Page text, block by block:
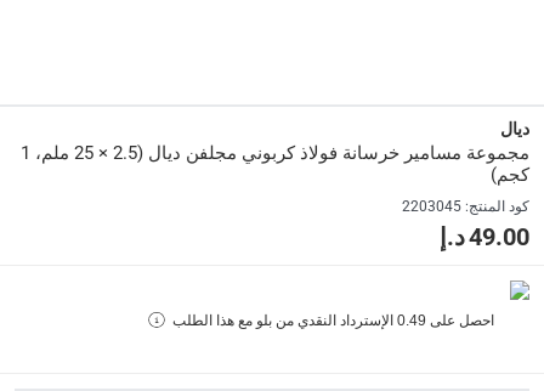
Delivery & Returns
delivery method
delivery times
توصيل المنتجات مباشرة من المورّد: خلال 2 إلى 4 أيام عمل
ديال
مجموعة مسامير خرسانة فولاذ كربوني مجلفن ديال (2.5 × 25 ملم، 1
كجم)
كود المنتج:
2203045
49.00 د.إ
احصل على 0.49 الإسترداد النقدي من بلو مع هذا الطلب